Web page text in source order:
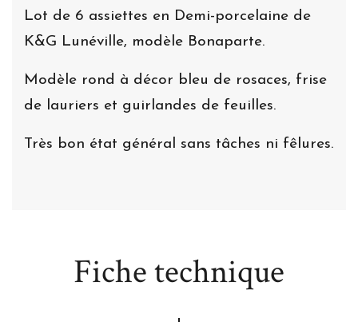
Lot de 6 assiettes en Demi-porcelaine de
K&G Lunéville, modèle Bonaparte.
Modèle rond à décor bleu de rosaces, frise
de lauriers et guirlandes de feuilles.
Très bon état général sans tâches ni fêlures.
Fiche technique